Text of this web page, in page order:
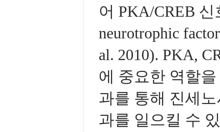
어 PKA/CREB
neurotrophic
al. 2010). PKA,
에 중요한 역할
과를 통해 진세
과를 일으킬 수